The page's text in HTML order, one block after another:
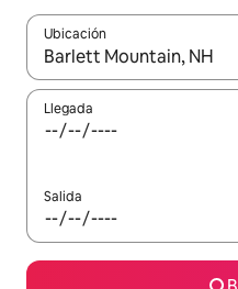
Ubicación
Cuando los resultados
Llegada
Salida